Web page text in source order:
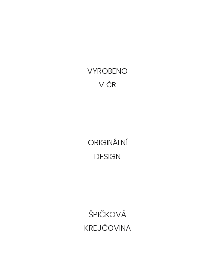
VYROBENO
V ČR
ORIGINÁLNÍ
DESIGN
ŠPIČKOVÁ
KREJČOVINA